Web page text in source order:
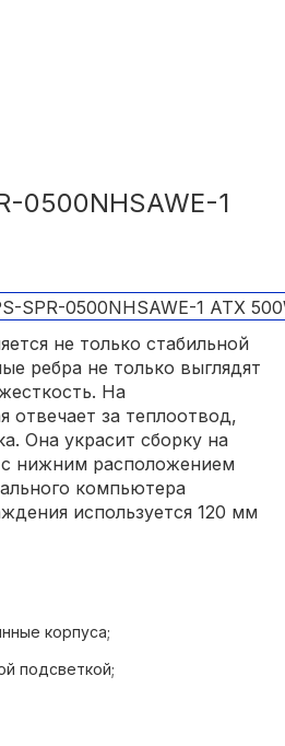
замену;
Rectifie, дающие точную
даже при игровой нагрузке).
0500NHSAWE-1
не только стабильной
ребра не только выглядят
На
отвечает за теплоотвод,
Она украсит сборку на
нижним расположением
компьютера
используется 120 мм
корпуса;
подсветкой;